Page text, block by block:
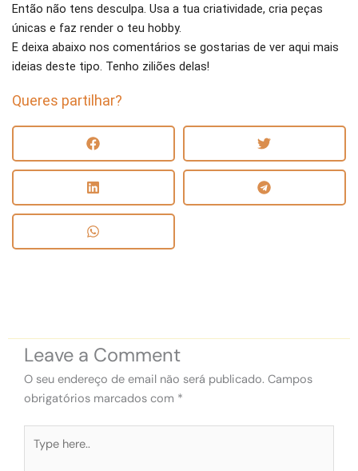
Então não tens desculpa. Usa a tua criatividade, cria peças
únicas e faz render o teu hobby.
E deixa abaixo nos comentários se gostarias de ver aqui mais
ideias deste tipo. Tenho ziliões delas!
Queres partilhar?
Leave a Comment
O seu endereço de email não será publicado. Campos
obrigatórios marcados com *
here..